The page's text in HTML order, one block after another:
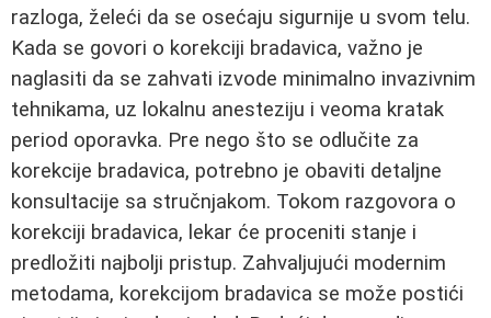
razloga, želeći da se osećaju sigurnije u svom telu.
Kada se govori o korekciji bradavica, važno je
naglasiti da se zahvati izvode minimalno invazivnim
tehnikama, uz lokalnu anesteziju i veoma kratak
period oporavka. Pre nego što se odlučite za
korekcije bradavica, potrebno je obaviti detaljne
konsultacije sa stručnjakom. Tokom razgovora o
korekciji bradavica, lekar će proceniti stanje i
predložiti najbolji pristup. Zahvaljujući modernim
metodama, korekcijom bradavica se može postići